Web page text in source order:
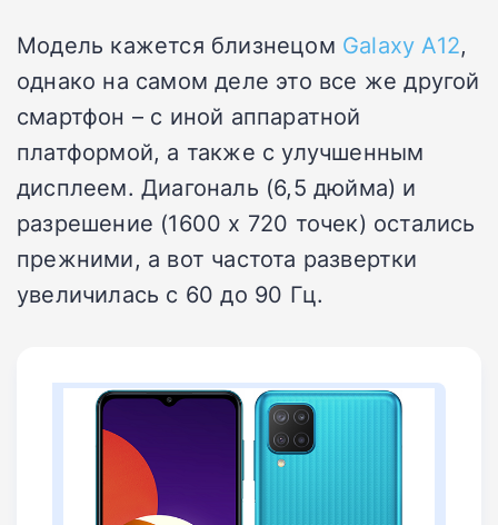
Модель кажется близнецом Galaxy A12,
однако на самом деле это все же другой
смартфон – с иной аппаратной
платформой, а также с улучшенным
дисплеем. Диагональ (6,5 дюйма) и
разрешение (1600 х 720 точек) остались
прежними, а вот частота развертки
увеличилась с 60 до 90 Гц.